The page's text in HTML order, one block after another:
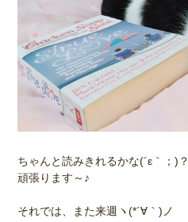
ちゃんと読みきれるかな(´ε｀；)？
頑張ります～♪
それでは、また来週ヽ(*´∀｀)ノ